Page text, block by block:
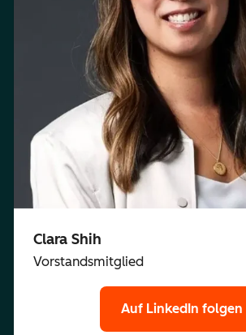
Clara Shih
Vorstandsmitglied
Auf LinkedIn folgen